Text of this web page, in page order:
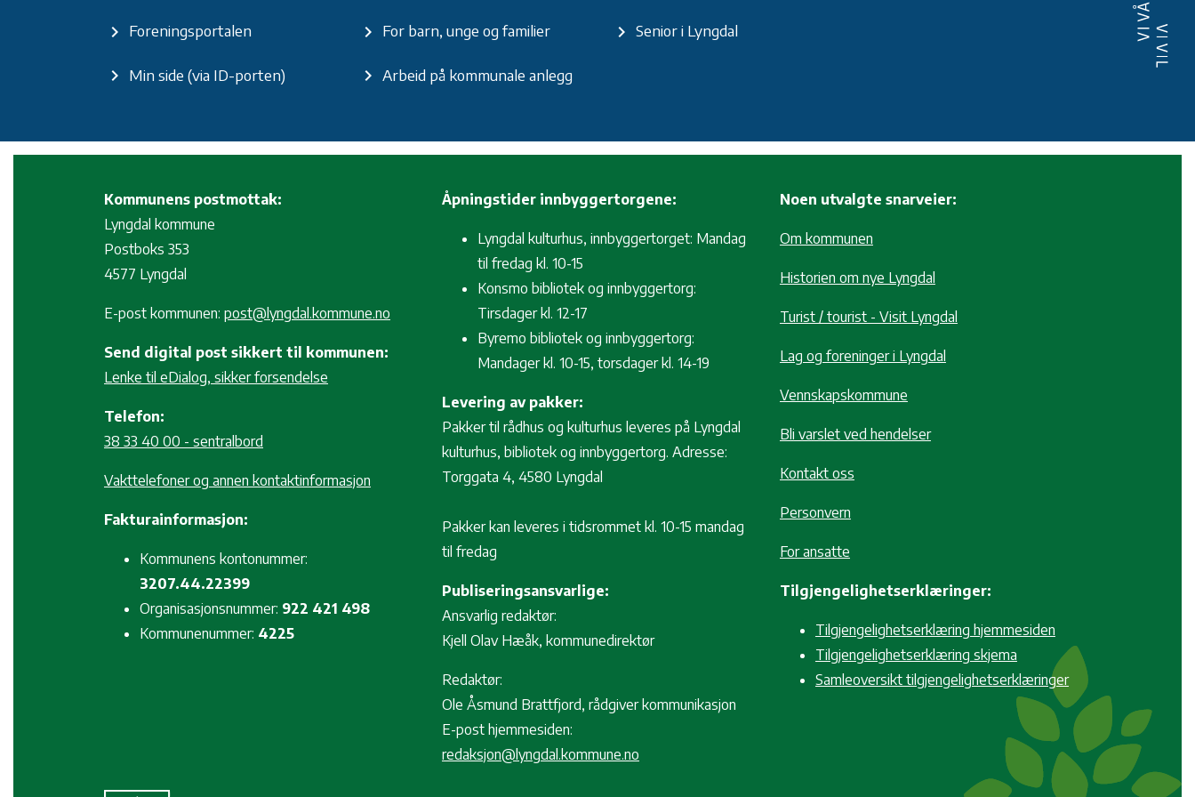
keyboard_arrow_right Foreningsportalen keyboard_arrow_right For barn, unge og familier keyboard_arrow_right Senior i Lyngdal
keyboard_arrow_right Min side (via ID-porten) keyboard_arrow_right Arbeid på kommunale anlegg
Kommunens postmottak:
Lyngdal kommune
Postboks 353
4577 Lyngdal
E-post kommunen: post@lyngdal.kommune.no
Send digital post sikkert til kommunen:
Lenke til eDialog, sikker forsendelse
Telefon:
38 33 40 00 - sentralbord
Vakttelefoner og annen kontaktinformasjon
Fakturainformasjon:
Kommunens kontonummer:
3207.44.22399
Organisasjonsnummer: 922 421 498
Kommunenummer: 4225
Åpningstider innbyggertorgene:
Lyngdal kulturhus, innbyggertorget: Mandag
til fredag kl. 10-15
Konsmo bibliotek og innbyggertorg:
Tirsdager kl. 12-17
Byremo bibliotek og innbyggertorg:
Mandager kl. 10-15, torsdager kl. 14-19
Levering av pakker:
Pakker til rådhus og kulturhus leveres på Lyngdal
kulturhus, bibliotek og innbyggertorg. Adresse:
Torggata 4, 4580 Lyngdal
Pakker kan leveres i tidsrommet kl. 10-15 mandag
til fredag
Publiseringsansvarlige:
Ansvarlig redaktør:
Kjell Olav Hæåk, kommunedirektør
Redaktør:
Ole Åsmund Brattfjord, rådgiver kommunikasjon
E-post hjemmesiden:
redaksjon@lyngdal.kommune.no
Noen utvalgte snarveier:
Om kommunen
Historien om nye Lyngdal
Turist / tourist - Visit Lyngdal
Lag og foreninger i Lyngdal
Vennskapskommune
Bli varslet ved hendelser
Kontakt oss
Personvern
For ansatte
Tilgjengelighetserklæringer:
Tilgjengelighetserklæring hjemmesiden
Tilgjengelighetserklæring skjema
Samleoversikt tilgjengelighetserklæringer